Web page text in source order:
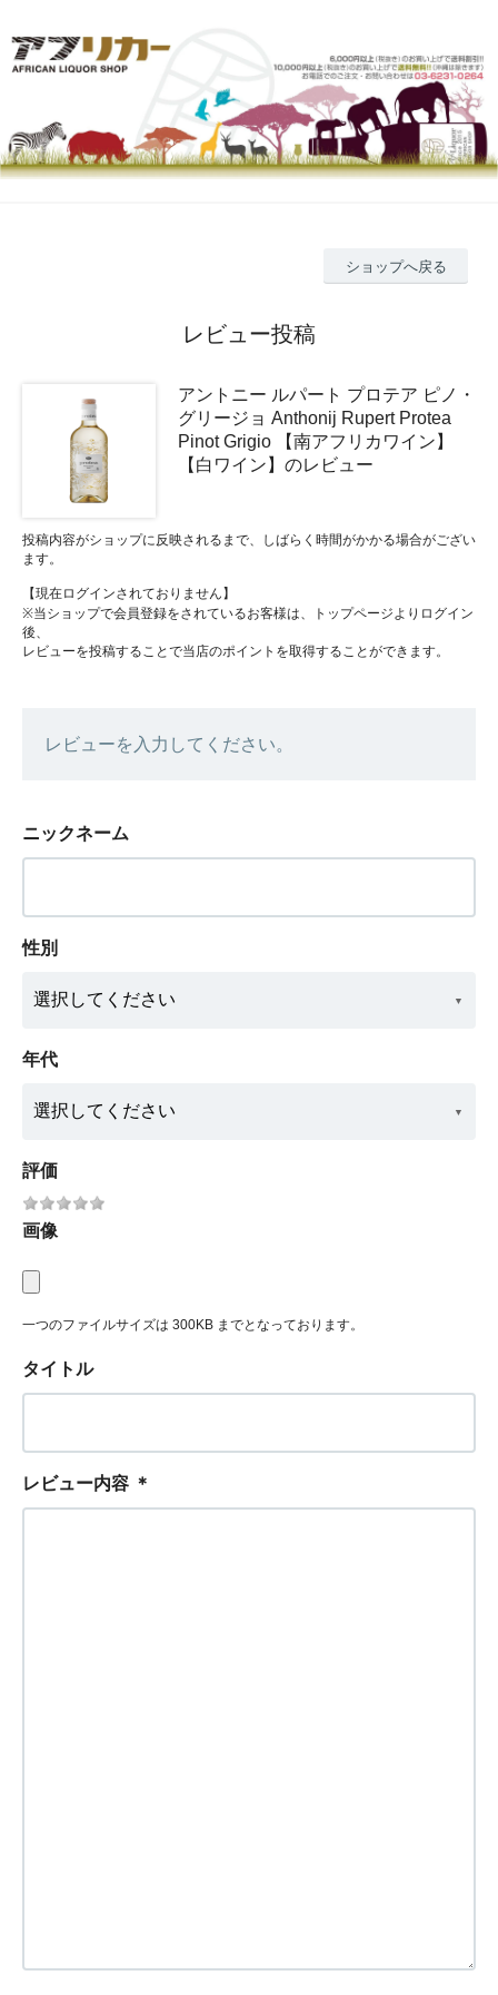
ショップへ戻る
レビュー投稿
アントニー ルパート プロテア ピノ・
グリージョ Anthonij Rupert Protea
Pinot Grigio 【南アフリカワイン】
【白ワイン】のレビュー
投稿内容がショップに反映されるまで、しばらく時間がかかる場合がござい
ます。
【現在ログインされておりません】
※当ショップで会員登録をされているお客様は、トップページよりログイン
後、
レビューを投稿することで当店のポイントを取得することができます。
レビューを入力してください。
ニックネーム
性別
年代
評価
画像
一つのファイルサイズは 300KB までとなっております。
タイトル
レビュー内容 ＊